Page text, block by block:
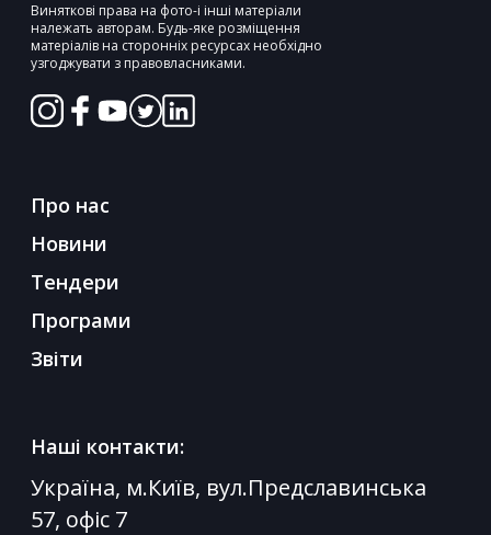
Виняткові права на фото-і інші матеріали
належать авторам. Будь-яке розміщення
матеріалів на сторонніх ресурсах необхідно
узгоджувати з правовласниками.
Про нас
Новини
Тендери
Програми
Звіти
Наші контакти:
Україна, м.Київ, вул.Предславинська
57, офіс 7